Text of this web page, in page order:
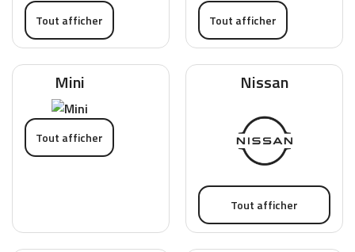
Tout afficher Tout afficher
Mini
Tout afficher
Nissan
Tout afficher